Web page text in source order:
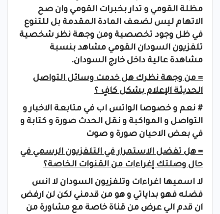
مظلة القومي و تدار بخبرات القومي وان صح
الاتهام ليس لضعف المادة المقدمة بل للتنوع
في ظل وجود تخصصية ومن وجهة نظر شخصية
تلفزيون السودان القومي مشاهد بنسبة
مشاهدة عالية داخل خارج السودان.
= من وجهة نظرك هل خدمت وسائل التواصل
الحديثة الإعلام بشكل كافٍ ؟
# نعم و خصوصا الواتس اب في متابعة الاخبار و
التواصل و المواكبة و نقل الحدث صورة و كتابة و
في بعض الاحيان صورة و صوت
= هل تفضل الاستمرار في التلفزيون الرسمي في
حال وصلتك إغراءات من القنوات الخاصة؟
لا اسميها اغراءات وتلفزيون السودان لا انس
فضله فهو بداياتي و هو من قدمني لكن لن ارفض
ان قدم الي عرض من قناة خاصة مع مشاورة من